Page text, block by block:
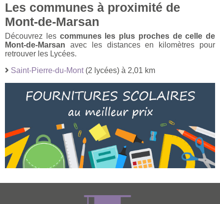
Les communes à proximité de
Mont-de-Marsan
Découvrez les communes les plus proches de celle de
Mont-de-Marsan avec les distances en kilomètres pour
retrouver les Lycées.
Saint-Pierre-du-Mont(2 lycées) à 2,01 km